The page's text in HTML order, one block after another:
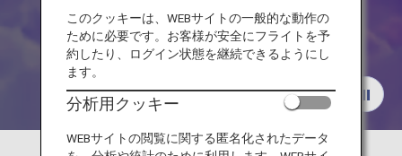
ANA サービス
このクッキーは、WEBサイトの一般的な動作の
ために必要です。お客様が安全にフライトを予
約したり、ログイン状態を継続できるようにし
ます。
分析用クッキー
WEBサイトの閲覧に関する匿名化されたデータ